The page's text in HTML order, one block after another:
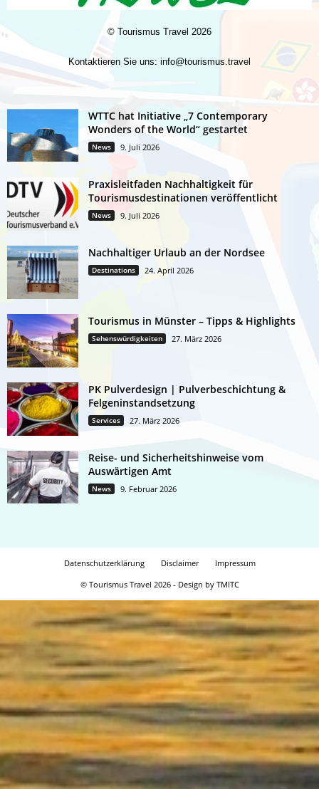
© Tourismus Travel 2026
Kontaktieren Sie uns: info@tourismus.travel
WTTC hat Initiative „7 Contemporary
Wonders of the World“ gestartet
News 9. Juli 2026
Praxisleitfaden Nachhaltigkeit für
Tourismusdestinationen veröffentlicht
News 9. Juli 2026
Nachhaltiger Urlaub an der Nordsee
Destinations 24. April 2026
Tourismus in Münster – Tipps & Highlights
Sehenswürdigkeiten 27. März 2026
PK Pulverdesign | Pulverbeschichtung &
Felgeninstandsetzung
Services 27. März 2026
Reise- und Sicherheitshinweise vom
Auswärtigen Amt
News 9. Februar 2026
Datenschutzerklärung Disclaimer
Impressum
© Tourismus Travel 2026 - Design by TMITC